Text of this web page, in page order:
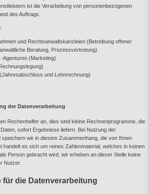
ist die Verarbeitung von personenbezogenen
des Auftrags.
und Rechtsanwaltskanzleien (Betreibung offener
Beratung, Prozessvertretung)
Agenturen (Marketing)
und Lohnrechnung)
der Datenverarbeitung
Rechenhelfer an, dies sind kleine Rechnenprogramme, die
sofort Ergebnisse liefern. Bei Nutzung der
speichern wir in diesem Zusammenhang, die von Ihnen
handelt es sich um reines Zahlenmaterial, welches in keinen
Person gebracht wird, wir erheben an dieser Stelle keine
Nutzer.
für die Datenverarbeitung